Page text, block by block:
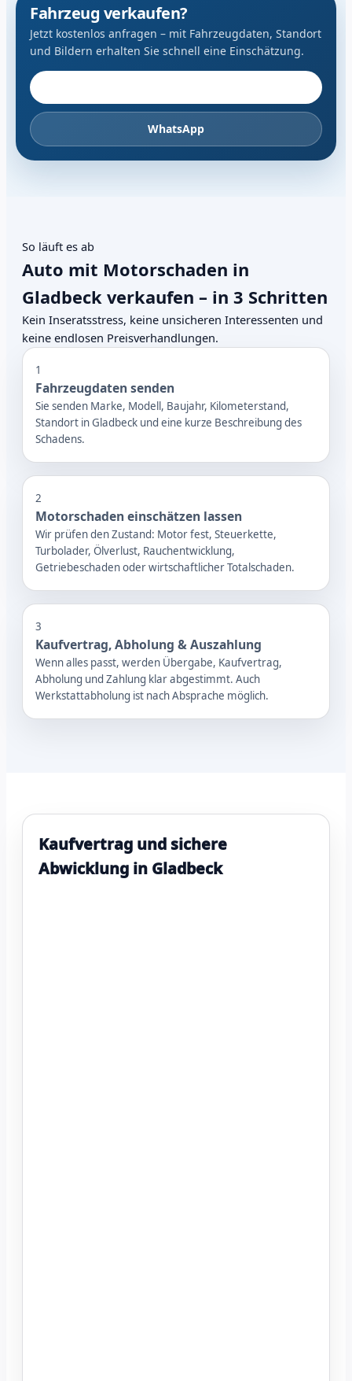
Fahrzeug verkaufen?
Jetzt kostenlos anfragen – mit Fahrzeugdaten, Standort
und Bildern erhalten Sie schnell eine Einschätzung.
WhatsApp
So läuft es ab
Auto mit Motorschaden in
Gladbeck verkaufen – in 3 Schritten
Kein Inseratsstress, keine unsicheren Interessenten und
keine endlosen Preisverhandlungen.
1
Fahrzeugdaten senden
Sie senden Marke, Modell, Baujahr, Kilometerstand,
Standort in Gladbeck und eine kurze Beschreibung des
Schadens.
2
Motorschaden einschätzen lassen
Wir prüfen den Zustand: Motor fest, Steuerkette,
Turbolader, Ölverlust, Rauchentwicklung,
Getriebeschaden oder wirtschaftlicher Totalschaden.
3
Kaufvertrag, Abholung & Auszahlung
Wenn alles passt, werden Übergabe, Kaufvertrag,
Abholung und Zahlung klar abgestimmt. Auch
Werkstattabholung ist nach Absprache möglich.
Kaufvertrag und sichere
Abwicklung in Gladbeck